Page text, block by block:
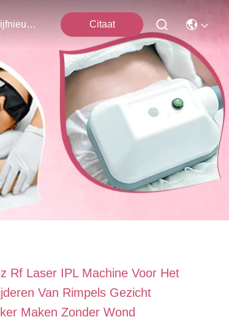
Bedrijfnieuws Citaat
Rf Laser IPL Machine Voor Het
Van Rimpels Gezicht
Maken Zonder Wond